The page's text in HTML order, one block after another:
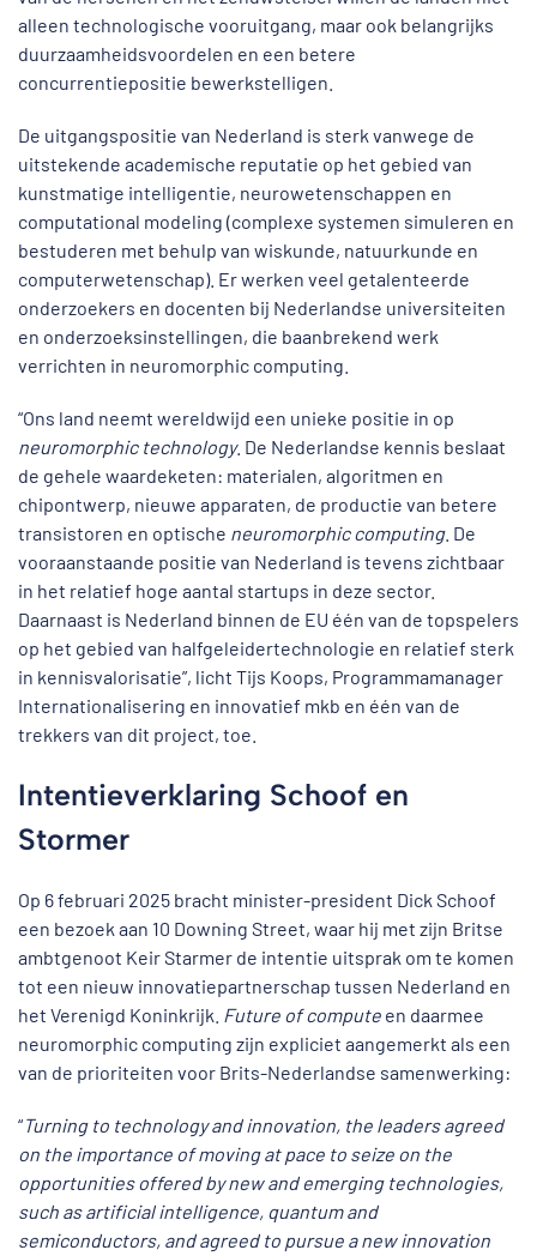
alleen technologische vooruitgang, maar ook belangrijks
duurzaamheidsvoordelen en een betere
concurrentiepositie bewerkstelligen.
De uitgangspositie van Nederland is sterk vanwege de
uitstekende academische reputatie op het gebied van
kunstmatige intelligentie, neurowetenschappen en
computational modeling (complexe systemen simuleren en
bestuderen met behulp van wiskunde, natuurkunde en
computerwetenschap). Er werken veel getalenteerde
onderzoekers en docenten bij Nederlandse universiteiten
en onderzoeksinstellingen, die baanbrekend werk
verrichten in neuromorphic computing.
“Ons land neemt wereldwijd een unieke positie in op
neuromorphic technology. De Nederlandse kennis beslaat
de gehele waardeketen: materialen, algoritmen en
chipontwerp, nieuwe apparaten, de productie van betere
transistoren en optische neuromorphic computing. De
vooraanstaande positie van Nederland is tevens zichtbaar
in het relatief hoge aantal startups in deze sector.
Daarnaast is Nederland binnen de EU één van de topspelers
op het gebied van halfgeleidertechnologie en relatief sterk
in kennisvalorisatie”, licht Tijs Koops, Programmamanager
Internationalisering en innovatief mkb en één van de
trekkers van dit project, toe.
Intentieverklaring Schoof en
Stormer
Op 6 februari 2025 bracht minister-president Dick Schoof
een bezoek aan 10 Downing Street, waar hij met zijn Britse
ambtgenoot Keir Starmer de intentie uitsprak om te komen
tot een nieuw innovatiepartnerschap tussen Nederland en
het Verenigd Koninkrijk. Future of compute en daarmee
neuromorphic computing zijn expliciet aangemerkt als een
van de prioriteiten voor Brits-Nederlandse samenwerking:
“Turning to technology and innovation, the leaders agreed
on the importance of moving at pace to seize on the
opportunities offered by new and emerging technologies,
such as artificial intelligence, quantum and
semiconductors, and agreed to pursue a new innovation